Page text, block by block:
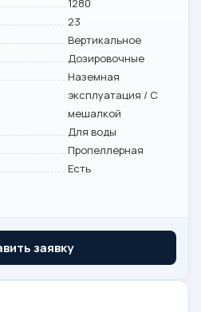
1280
23
Вертикальное
Дозировочные
Наземная
эксплуатация / С
мешалкой
Для воды
Пропеллерная
Есть
заявку